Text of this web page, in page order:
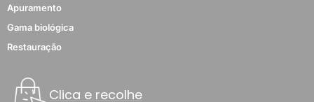
Apuramento
Gama biológica
Restauração
Clica e recolhe